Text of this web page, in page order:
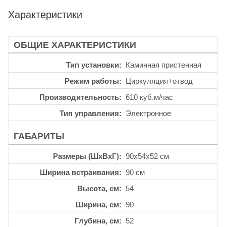
Характеристики
ОБЩИЕ ХАРАКТЕРИСТИКИ
Тип установки
Каминная пристенная
Режим работы
Циркуляция+отвод
Производительность
610 куб.м/час
Тип управления
Электронное
ГАБАРИТЫ
Размеры (ШхВхГ)
90x54x52 см
Ширина встраивания
90 см
Высота, см
54
Ширина, см
90
Глубина, см
52